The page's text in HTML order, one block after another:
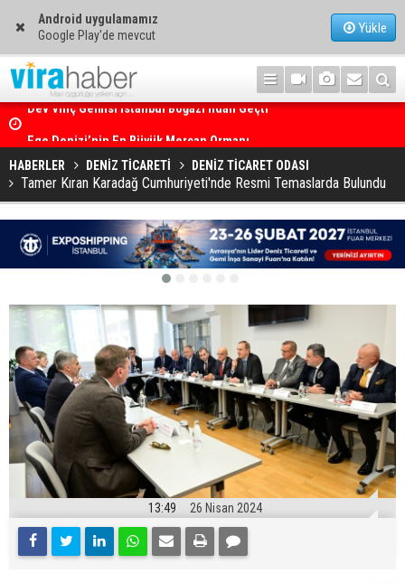
Android uygulamamız
Google Play'de mevcut
Yükle
HABERLER DENİZ TİCARETİ DENİZ TİCARET ODASI
Tamer Kıran Karadağ Cumhuriyeti'nde Resmi Temaslarda Bulundu
13:49 26 Nisan 2024